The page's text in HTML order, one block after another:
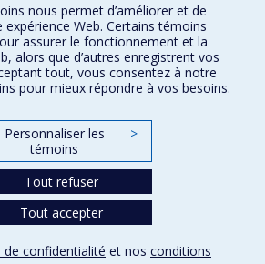
SCIENCES
nous permet d’améliorer et de
Web. Certains témoins
assurer le fonctionnement et la
alors que d’autres enregistrent vos
tout, vous consentez à notre
pour mieux répondre à vos besoins.
Personnaliser les
témoins
>
Tout refuser
Tout accepter
de confidentialité et nos conditions